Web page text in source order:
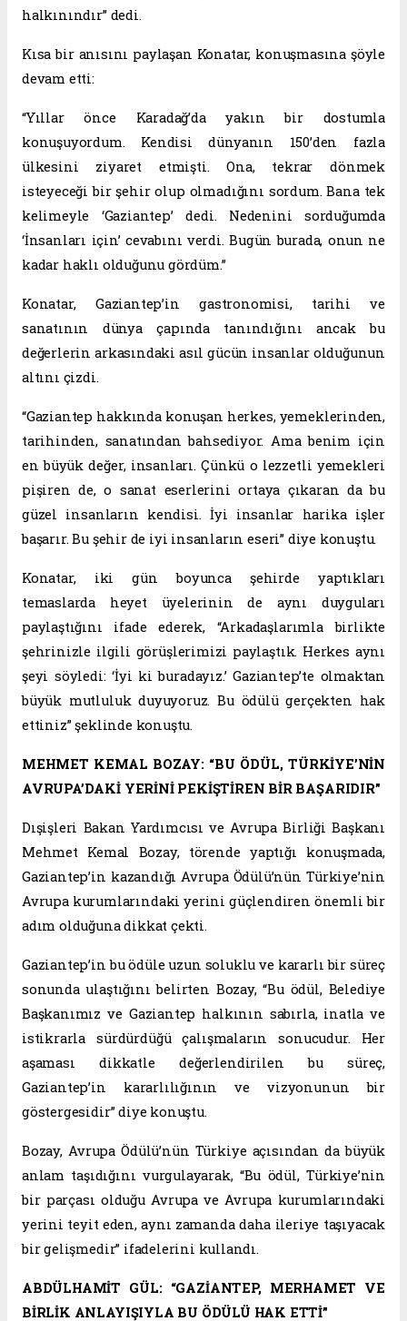
halkınındır” dedi.
Kısa bir anısını paylaşan Konatar, konuşmasına şöyle
devam etti:
“Yıllar önce Karadağ’da yakın bir dostumla
konuşuyordum. Kendisi dünyanın 150’den fazla
ülkesini ziyaret etmişti. Ona, tekrar dönmek
isteyeceği bir şehir olup olmadığını sordum. Bana tek
kelimeyle ‘Gaziantep’ dedi. Nedenini sorduğumda
‘İnsanları için’ cevabını verdi. Bugün burada, onun ne
kadar haklı olduğunu gördüm.”
Konatar, Gaziantep’in gastronomisi, tarihi ve
sanatının dünya çapında tanındığını ancak bu
değerlerin arkasındaki asıl gücün insanlar olduğunun
altını çizdi.
“Gaziantep hakkında konuşan herkes, yemeklerinden,
tarihinden, sanatından bahsediyor. Ama benim için
en büyük değer, insanları. Çünkü o lezzetli yemekleri
pişiren de, o sanat eserlerini ortaya çıkaran da bu
güzel insanların kendisi. İyi insanlar harika işler
başarır. Bu şehir de iyi insanların eseri” diye konuştu.
Konatar, iki gün boyunca şehirde yaptıkları
temaslarda heyet üyelerinin de aynı duyguları
paylaştığını ifade ederek, “Arkadaşlarımla birlikte
şehrinizle ilgili görüşlerimizi paylaştık. Herkes aynı
şeyi söyledi: ‘İyi ki buradayız.’ Gaziantep’te olmaktan
büyük mutluluk duyuyoruz. Bu ödülü gerçekten hak
ettiniz” şeklinde konuştu.
MEHMET KEMAL BOZAY: “BU ÖDÜL, TÜRKİYE’NİN
AVRUPA’DAKİ YERİNİ PEKİŞTİREN BİR BAŞARIDIR”
Dışişleri Bakan Yardımcısı ve Avrupa Birliği Başkanı
Mehmet Kemal Bozay, törende yaptığı konuşmada,
Gaziantep’in kazandığı Avrupa Ödülü’nün Türkiye’nin
Avrupa kurumlarındaki yerini güçlendiren önemli bir
adım olduğuna dikkat çekti.
Gaziantep’in bu ödüle uzun soluklu ve kararlı bir süreç
sonunda ulaştığını belirten Bozay, “Bu ödül, Belediye
Başkanımız ve Gaziantep halkının sabırla, inatla ve
istikrarla sürdürdüğü çalışmaların sonucudur. Her
aşaması dikkatle değerlendirilen bu süreç,
Gaziantep’in kararlılığının ve vizyonunun bir
göstergesidir” diye konuştu.
Bozay, Avrupa Ödülü’nün Türkiye açısından da büyük
anlam taşıdığını vurgulayarak, “Bu ödül, Türkiye’nin
bir parçası olduğu Avrupa ve Avrupa kurumlarındaki
yerini teyit eden, aynı zamanda daha ileriye taşıyacak
bir gelişmedir” ifadelerini kullandı.
ABDÜLHAMİT GÜL: “GAZİANTEP, MERHAMET VE
BİRLİK ANLAYIŞIYLA BU ÖDÜLÜ HAK ETTİ”